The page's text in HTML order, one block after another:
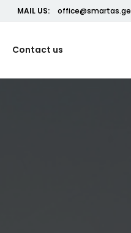
MAIL US: office@smartas.ge
Contact us